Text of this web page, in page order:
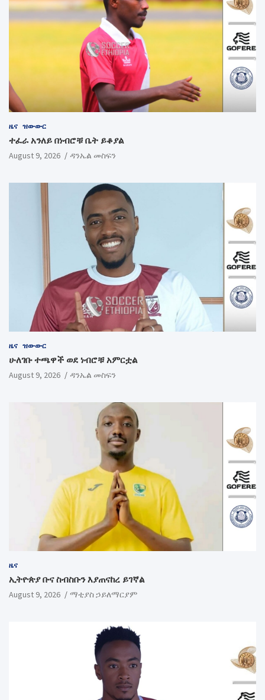
ዜና ዝውውር
ተፈራ አንለይ በነብሮቹ ቤት ይቆያል
August 9, 2026 ዳንኤል መስፍን
ዜና ዝውውር
ሁለገቡ ተጫዋች ወደ ነብሮቹ አምርቷል
August 9, 2026 ዳንኤል መስፍን
ዜና
ኢትዮጵያ ቡና ስብስቡን እያጠናከረ ይገኛል
August 9, 2026 ማቲያስ ኃይለማርያም